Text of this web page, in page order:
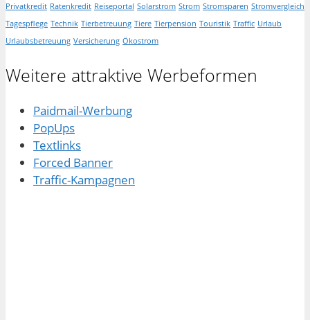
Privatkredit Ratenkredit Reiseportal Solarstrom Strom Stromsparen Stromvergleich
Tagespflege Technik Tierbetreuung Tiere Tierpension Touristik Traffic Urlaub
Urlaubsbetreuung Versicherung Ökostrom
Weitere attraktive Werbeformen
Paidmail-Werbung
PopUps
Textlinks
Forced Banner
Traffic-Kampagnen